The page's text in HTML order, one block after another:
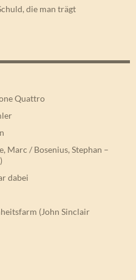
die man trägt
Quattro
Marc / Bosenius, Stephan –
dabei
(John Sinclair